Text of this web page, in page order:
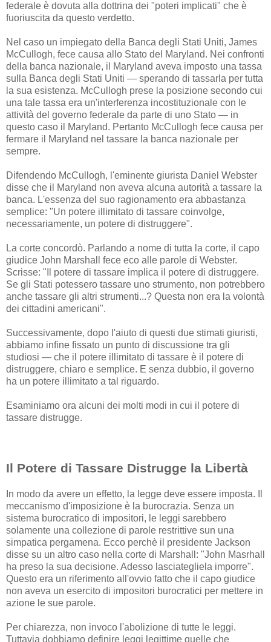
federale è dovuta alla dottrina dei "poteri implicati" che è
fuoriuscita da questo verdetto.
Nel caso un impiegato della Banca degli Stati Uniti, James
McCullogh, fece causa allo Stato del Maryland. Nei confronti
della banca nazionale, il Maryland aveva imposto una tassa
sulla Banca degli Stati Uniti — sperando di tassarla per tutta
la sua esistenza. McCullogh prese la posizione secondo cui
una tale tassa era un'interferenza incostituzionale con le
attività del governo federale da parte di uno Stato — in
questo caso il Maryland. Pertanto McCullogh fece causa per
fermare il Maryland nel tassare la banca nazionale per
sempre.
Difendendo McCullogh, l'eminente giurista Daniel Webster
disse che il Maryland non aveva alcuna autorità a tassare la
banca. L'essenza del suo ragionamento era abbastanza
semplice: "Un potere illimitato di tassare coinvolge,
necessariamente, un potere di distruggere".
La corte concordò. Parlando a nome di tutta la corte, il capo
giudice John Marshall fece eco alle parole di Webster.
Scrisse: "Il potere di tassare implica il potere di distruggere.
Se gli Stati potessero tassare uno strumento, non potrebbero
anche tassare gli altri strumenti...? Questa non era la volontà
dei cittadini americani".
Successivamente, dopo l'aiuto di questi due stimati giuristi,
abbiamo infine fissato un punto di discussione tra gli
studiosi — che il potere illimitato di tassare è il potere di
distruggere, chiaro e semplice. E senza dubbio, il governo
ha un potere illimitato a tal riguardo.
Esaminiamo ora alcuni dei molti modi in cui il potere di
tassare distrugge.
Il Potere di Tassare Distrugge la Libertà
In modo da avere un effetto, la legge deve essere imposta. Il
meccanismo d'imposizione è la burocrazia. Senza un
sistema burocratico di impositori, le leggi sarebbero
solamente una collezione di parole restrittive sun una
simpatica pergamena. Ecco perchè il presidente Jackson
disse su un altro caso nella corte di Marshall: "John Masrhall
ha preso la sua decisione. Adesso lasciategliela imporre".
Questo era un riferimento all'ovvio fatto che il capo giudice
non aveva un esercito di impositori burocratici per mettere in
azione le sue parole.
Per chiarezza, non invoco l'abolizione di tutte le leggi.
Tuttavia dobbiamo definire leggi legittime quelle che